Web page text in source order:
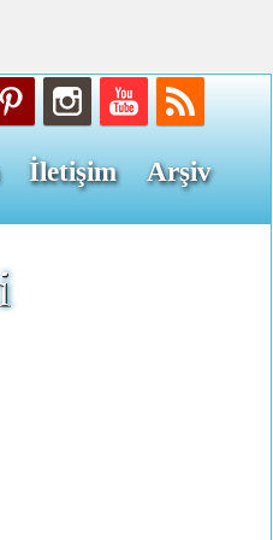
İletişim Arşiv